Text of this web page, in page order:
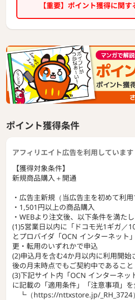
【重要】ポイント獲得に関
ポイント獲得条件
アフィリエイト広告を利用しています
【獲得対象条件】
新規商品購入＋開通
・広告主新規（当広告主を初めて利用
・1,501円以上の商品購入
・WEBより注文後、以下条件を満た
(1)5営業日以内に「ドコモ光1ギガ／
とプロバイダ「OCN インターネット
更・転用のいずれかで申込
(2)申込月を含む4か月以内に利用開始
後の月末時点でもご契約中であること
(3)下記サイト内「OCN インターネッ
に記載の「適用条件」「注意事項」
┗（https://nttxstore.jp/_RH_3724）